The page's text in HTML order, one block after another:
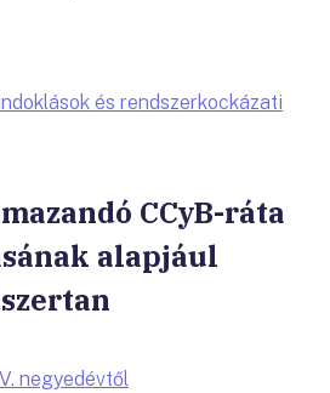
és rendszerkockázati
CCyB-ráta
alapjául
negyedévtől